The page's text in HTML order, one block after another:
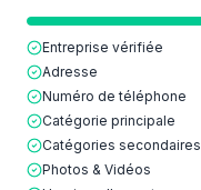
Entreprise vérifiée
Adresse
Numéro de téléphone
Catégorie principale
Catégories secondaires
Photos & Vidéos